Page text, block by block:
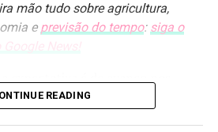
a genética e a inseminação
abrir a porteira para o sucesso
produtor rural pode acessar
de ponta para aumentar a
mão tudo sobre agricultura,
e previsão do tempo: siga o
News!
no atacado, com a combinação
READING